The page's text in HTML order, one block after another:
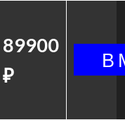
89900
₽